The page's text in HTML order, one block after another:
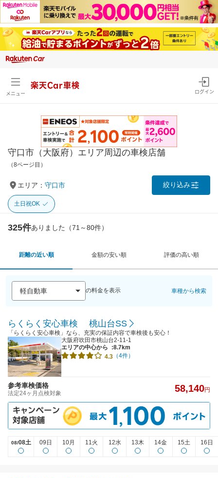
メニュー
楽天Car車検
ログイン
守口市（大阪府）エリア周辺の車検店舗
（8ページ目）
エリア： 守口市 絞り込み
土日祝OK
325件ありました（71～80件）
距離の近い順 金額の安い順 評価の高い順
の料金を表示 車種から検索
らくらく安心車検 桃山台SS
「らくらく安心車検」なら、充実の保証内容で車検後も安心！
大阪府吹田市桃山台2-11-1
エリアの中心から
:8.7km
4.3 （4件）
参考車検価格
法定24ヶ月点検対象 58,140円
08/08土 09日 10月 11火 12水 13木 14金 15土 16日